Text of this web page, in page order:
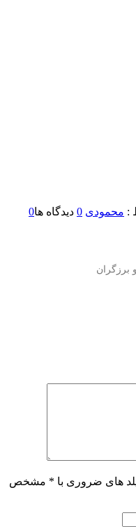
: محمودی 0 دیدگاه ها0
های ضروری با * مشخص